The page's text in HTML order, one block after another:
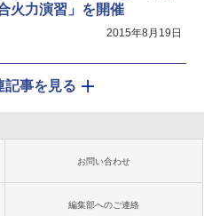
火力演習」を開催
2015年8月19日
記事を見る
お問い合わせ
編集部へのご連絡